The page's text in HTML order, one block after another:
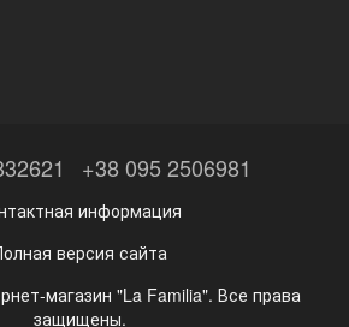
+38 095 2506981
информация
версия сайта
магазин "La Familia". Все права
защищены.